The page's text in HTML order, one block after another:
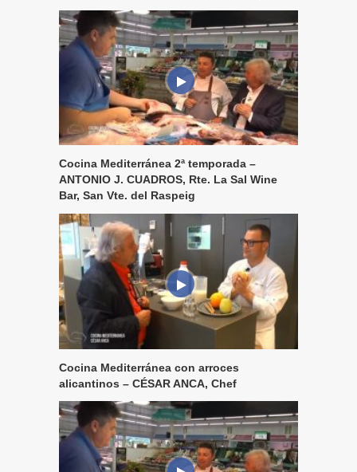
Cocina Mediterránea 2ª temporada –
ANTONIO J. CUADROS, Rte. La Sal Wine
Bar, San Vte. del Raspeig
Cocina Mediterránea con arroces
alicantinos – CÉSAR ANCA, Chef